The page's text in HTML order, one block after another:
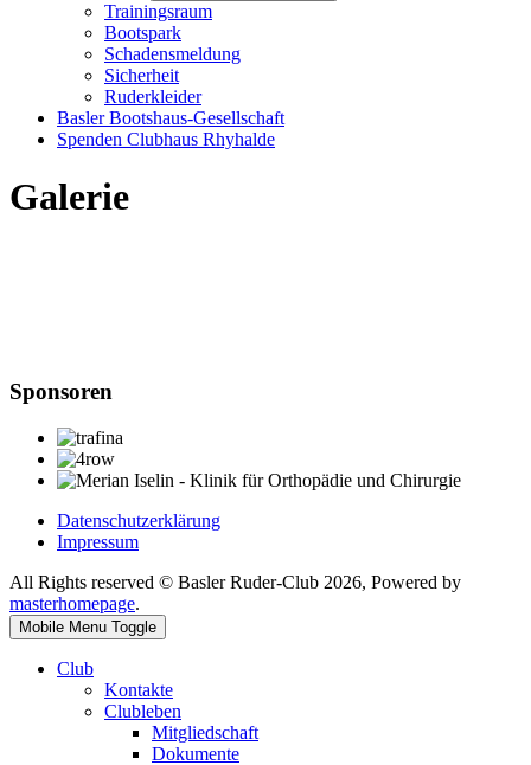
Trainingsraum
Bootspark
Schadensmeldung
Sicherheit
Ruderkleider
Basler Bootshaus-Gesellschaft
Spenden Clubhaus Rhyhalde
Galerie
Sponsoren
Datenschutzerklärung
Impressum
All Rights reserved © Basler Ruder-Club 2026, Powered by
masterhomepage.
Mobile Menu Toggle
Club
Kontakte
Clubleben
Mitgliedschaft
Dokumente